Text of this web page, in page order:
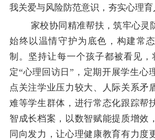
我关爱与风险防范意识，夯实心理育
家校协同精准帮扶，筑牢心灵
始终以温情守护为底色，构建常
制。坚持让每一个孩子都被看见，
定“心理回访日”，定期开展学生心
点关注学业压力较大、人际关系矛
难等学生群体，进行常态化跟踪帮
智成长档案，以数智赋能提质增效
同向发力，让心理健康教育有力度